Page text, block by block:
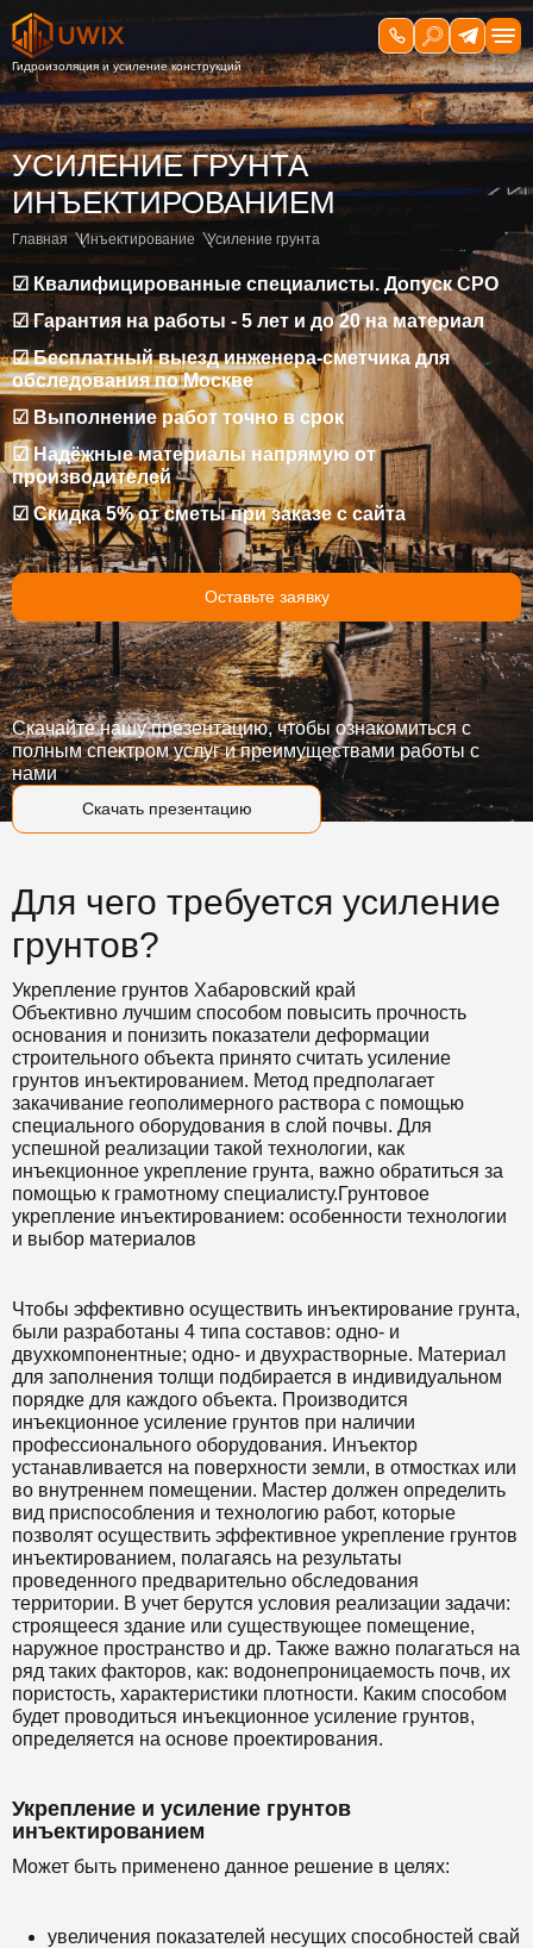
УСИЛЕНИЕ ГРУНТА
ИНЪЕКТИРОВАНИЕМ
Главная Инъектирование Усиление грунта
☑ Квалифицированные специалисты. Допуск СРО
☑ Гарантия на работы - 5 лет и до 20 на материал
☑ Бесплатный выезд инженера-сметчика для
обследования по Москве
☑ Выполнение работ точно в срок
☑ Надёжные материалы напрямую от
производителей
☑ Скидка 5% от сметы при заказе с сайта
Оставьте заявку
Скачать презентацию
Скачайте нашу презентацию, чтобы ознакомиться с
полным спектром услуг и преимуществами работы с
нами
Для чего требуется усиление
грунтов?
Укрепление грунтов Хабаровский край
Объективно лучшим способом повысить прочность
основания и понизить показатели деформации
строительного объекта принято считать усиление
грунтов инъектированием. Метод предполагает
закачивание геополимерного раствора с помощью
специального оборудования в слой почвы. Для
успешной реализации такой технологии, как
инъекционное укрепление грунта, важно обратиться за
помощью к грамотному специалисту.Грунтовое
укрепление инъектированием: особенности технологии
и выбор материалов
Чтобы эффективно осуществить инъектирование грунта,
были разработаны 4 типа составов: одно- и
двухкомпонентные; одно- и двухрастворные. Материал
для заполнения толщи подбирается в индивидуальном
порядке для каждого объекта. Производится
инъекционное усиление грунтов при наличии
профессионального оборудования. Инъектор
устанавливается на поверхности земли, в отмостках или
во внутреннем помещении. Мастер должен определить
вид приспособления и технологию работ, которые
позволят осуществить эффективное укрепление грунтов
инъектированием, полагаясь на результаты
проведенного предварительно обследования
территории. В учет берутся условия реализации задачи:
строящееся здание или существующее помещение,
наружное пространство и др. Также важно полагаться на
ряд таких факторов, как: водонепроницаемость почв, их
пористость, характеристики плотности. Каким способом
будет проводиться инъекционное усиление грунтов,
определяется на основе проектирования.
Укрепление и усиление грунтов
инъектированием
Может быть применено данное решение в целях:
увеличения показателей несущих способностей свай